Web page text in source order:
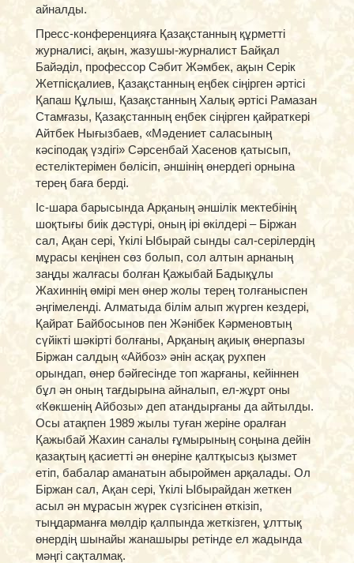
айналды.
Пресс-конференцияға Қазақстанның құрметті
журналисі, ақын, жазушы-журналист Байқал
Байәділ, профессор Сәбит Жәмбек, ақын Серік
Жетпісқалиев, Қазақстанның еңбек сіңірген әртісі
Қапаш Құлыш, Қазақстанның Халық әртісі Рамазан
Стамғазы, Қазақстанның еңбек сіңірген қайраткері
Айтбек Нығызбаев, «Мәдениет саласының
кәсіподақ үздігі» Сәрсенбай Хасенов қатысып,
естеліктерімен бөлісіп, әншінің өнердегі орнына
терең баға берді.
Іс-шара барысында Арқаның әншілік мектебінің
шоқтығы биік дәстүрі, оның ірі өкілдері – Біржан
сал, Ақан сері, Үкілі Ыбырай сынды сал-серілердің
мұрасы кеңінен сөз болып, сол алтын арнаның
заңды жалғасы болған Қажыбай Бадықұлы
Жахиннің өмірі мен өнер жолы терең толғаныспен
әңгімеленді. Алматыда білім алып жүрген кездері,
Қайрат Байбосынов пен Жәнібек Кәрменовтың
сүйікті шәкірті болғаны, Арқаның ақиық өнерпазы
Біржан салдың «Айбоз» әнін асқақ рухпен
орындап, өнер бәйгесінде топ жарғаны, кейіннен
бұл ән оның тағдырына айналып, ел-жұрт оны
«Көкшенің Айбозы» деп атандырғаны да айтылды.
Осы атақпен 1989 жылы туған жеріне оралған
Қажыбай Жахин саналы ғұмырының соңына дейін
қазақтың қасиетті ән өнеріне қалтқысыз қызмет
етіп, бабалар аманатын абыроймен арқалады. Ол
Біржан сал, Ақан сері, Үкілі Ыбырайдан жеткен
асыл ән мұрасын жүрек сүзгісінен өткізіп,
тыңдарманға мөлдір қалпында жеткізген, ұлттық
өнердің шынайы жанашыры ретінде ел жадында
мәңгі сақталмақ.